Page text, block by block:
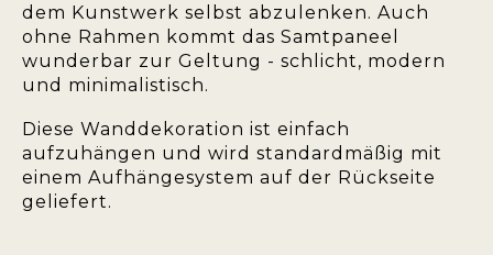
dem Kunstwerk selbst abzulenken. Auch
ohne Rahmen kommt das Samtpaneel
wunderbar zur Geltung - schlicht, modern
und minimalistisch.
Diese Wanddekoration ist einfach
aufzuhängen und wird standardmäßig mit
einem Aufhängesystem auf der Rückseite
geliefert.